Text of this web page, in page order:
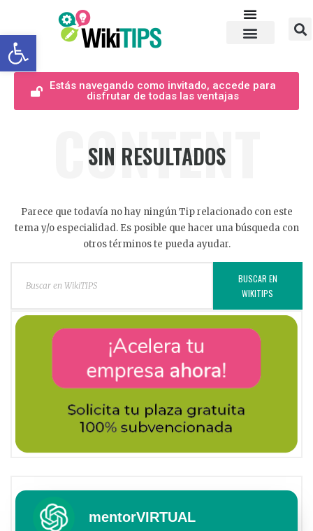
Abrir barra de herramientas
Estás navegando como invitado, accede para
disfrutar de todas las ventajas
CONTENT
SIN RESULTADOS
Parece que todavía no hay ningún Tip relacionado con este
tema y/o especialidad. Es posible que hacer una búsqueda con
otros términos te pueda ayudar.
BUSCAR EN
WIKITIPS
mentorVIRTUAL